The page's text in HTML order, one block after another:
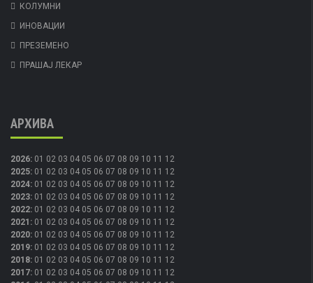
КОЛУМНИ
ИНОВАЦИИ
ПРЕЗЕМЕНО
ПРАШАЈ ЛЕКАР
АРХИВА
2026: 01 02 03 04 05 06 07 08 09 10 11 12
2025: 01 02 03 04 05 06 07 08 09 10 11 12
2024: 01 02 03 04 05 06 07 08 09 10 11 12
2023: 01 02 03 04 05 06 07 08 09 10 11 12
2022: 01 02 03 04 05 06 07 08 09 10 11 12
2021 : 01 02 03 04 05 06 07 08 09 10 11 12
2020: 01 02 03 04 05 06 07 08 09 10 11 12
2019: 01 02 03 04 05 06 07 08 09 10 11 12
2018: 01 02 03 04 05 06 07 08 09 10 11 12
2017: 01 02 03 04 05 06 07 08 09 10 11 12